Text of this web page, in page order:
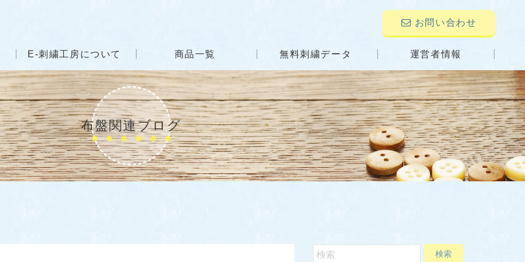
お問い合わせ
E-刺繍工房について 商品一覧 無料刺繍データ 運営者情報
布盤関連ブログ